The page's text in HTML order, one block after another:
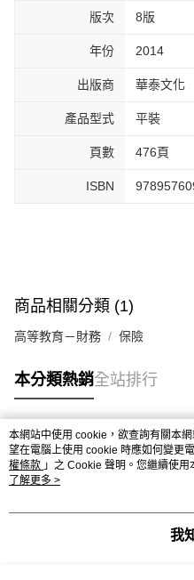
版次 8版
年份 2014
出版商 華泰文化
產品型式 平裝
頁數 476頁
ISBN
商品相關分類 (1)
高等教育－財務 保險
本分類熱銷全站排行
熱門標籤
本網站中使用 cookie，欲查詢有關本
望在電腦上使用 cookie 時應如何變更
權條款 」之 Cookie 聲明。您繼續使
用條款之 Cookie 聲明使用 cookie。
了解更多 >
我